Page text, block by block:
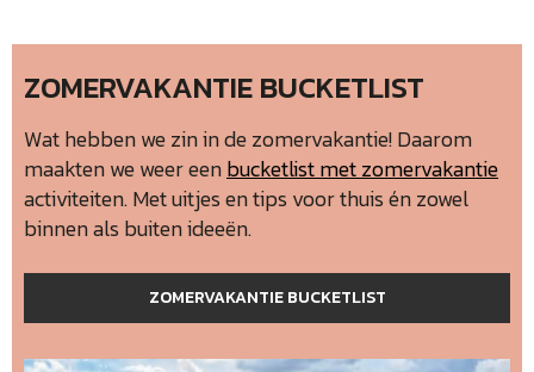
ZOMERVAKANTIE BUCKETLIST
Wat hebben we zin in de zomervakantie! Daarom
maakten we weer eenbucketlist met zomervakantie
activiteiten. Met uitjes en tips voor thuis én zowel
binnen als buiten ideeën.
ZOMERVAKANTIE BUCKETLIST